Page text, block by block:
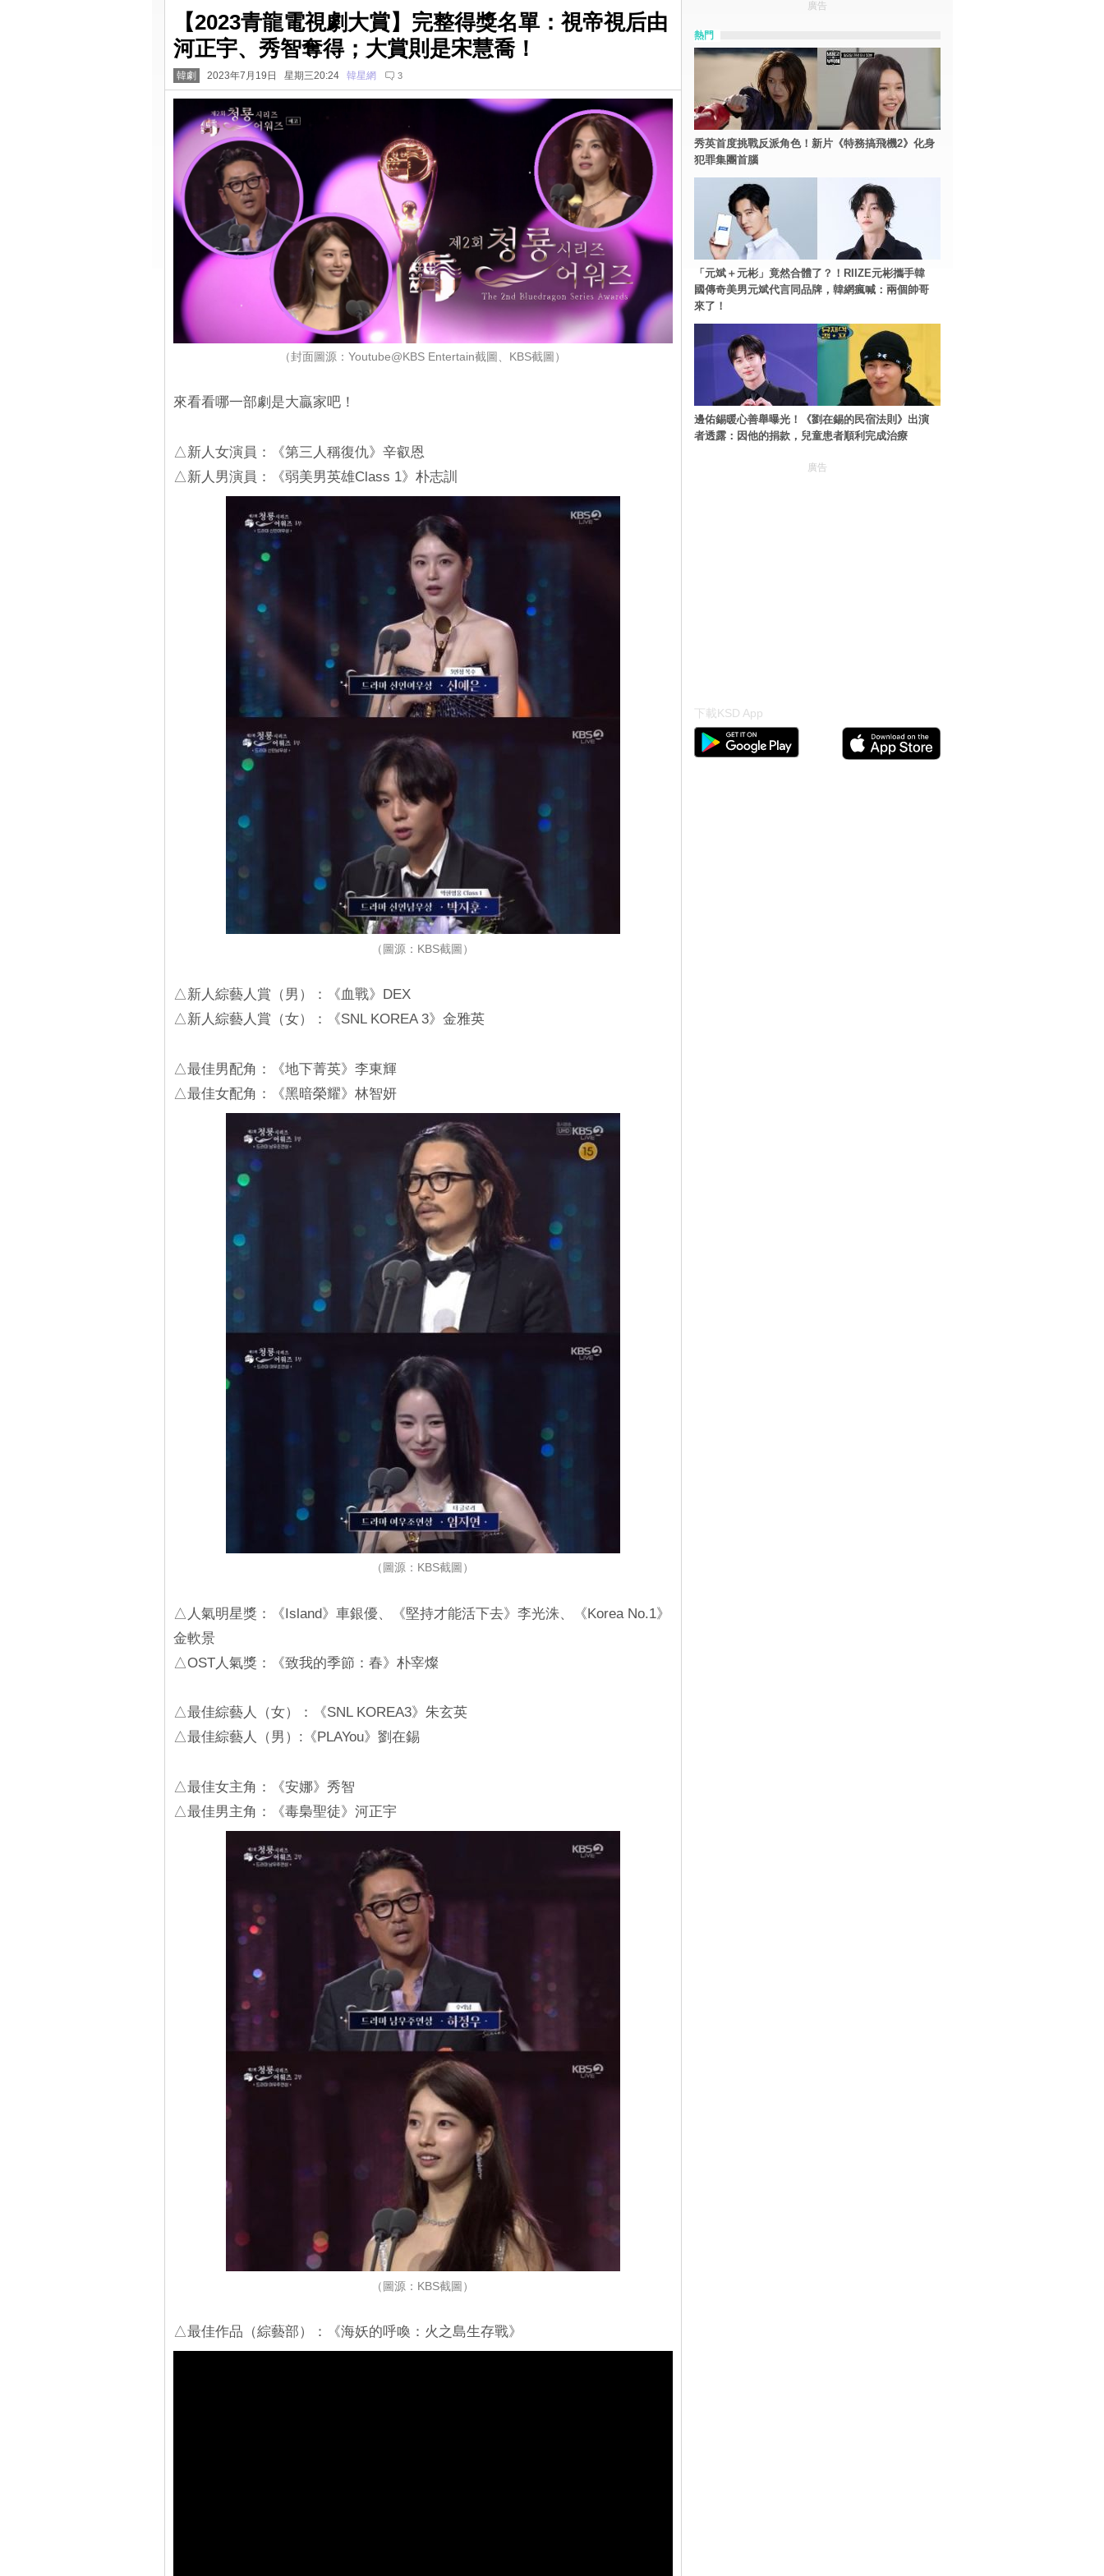
【2023青龍電視劇大賞】完整得獎名單：視帝視后由
河正宇、秀智奪得；大賞則是宋慧喬！
韓劇 2023年7月19日 星期三20:24 韓星網 3
（封面圖源：Youtube@KBS Entertain截圖、KBS截圖）
來看看哪一部劇是大贏家吧！
△新人女演員：《第三人稱復仇》辛叡恩
△新人男演員：《弱美男英雄Class 1》朴志訓
（圖源：KBS截圖）
△新人綜藝人賞（男）：《血戰》DEX
△新人綜藝人賞（女）：《SNL KOREA 3》金雅英
△最佳男配角：《地下菁英》李東輝
△最佳女配角：《黑暗榮耀》林智妍
（圖源：KBS截圖）
△人氣明星獎：《Island》車銀優、《堅持才能活下去》李光洙、《Korea No.1》
金軟景
△OST人氣獎：《致我的季節：春》朴宰燦
△最佳綜藝人（女）：《SNL KOREA3》朱玄英
△最佳綜藝人（男）:《PLAYou》劉在錫
△最佳女主角：《安娜》秀智
△最佳男主角：《毒梟聖徒》河正宇
（圖源：KBS截圖）
△最佳作品（綜藝部）：《海妖的呼喚：火之島生存戰》
廣告
熱門
秀英首度挑戰反派角色！新片《特務搞飛機2》化身
犯罪集團首腦
「元斌＋元彬」竟然合體了？！RIIZE元彬攜手韓
國傳奇美男元斌代言同品牌，韓網瘋喊：兩個帥哥
來了！
邊佑錫暖心善舉曝光！《劉在錫的民宿法則》出演
者透露：因他的捐款，兒童患者順利完成治療
廣告
下載KSD App